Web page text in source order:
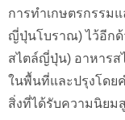
การทำเกษตรกรรม
ญี่ปุ่นโบราณ) ไว้อีกด้
สไตล์ญี่ปุ่น) อาหารส
ในพื้นที่และปรุงโดย
สิ่งที่ได้รับความนิยม